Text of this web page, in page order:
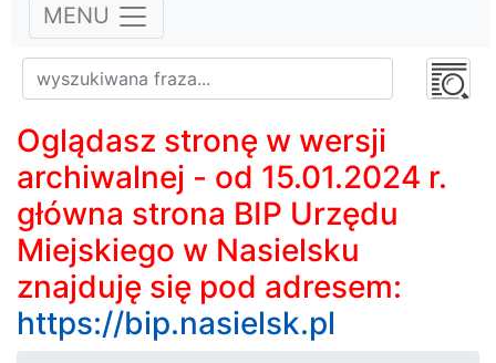
MENU
Oglądasz stronę w wersji
archiwalnej - od 15.01.2024 r.
główna strona BIP Urzędu
Miejskiego w Nasielsku
znajduję się pod adresem:
https://bip.nasielsk.pl